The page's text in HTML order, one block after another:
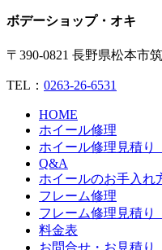
ボデーショップ・オキ
〒390-0821 長野県松本市
TEL： 0263-26-6531
HOME
ホイール修理
ホイール修理見積り
Q&A
ホイールのお手入れ
フレーム修理
フレーム修理見積り
料金表